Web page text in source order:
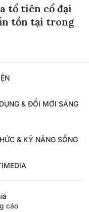
tổ tiên cổ đại
tồn tại trong
& ĐỔI MỚI SÁNG
& KỸ NĂNG SỐNG
cáo